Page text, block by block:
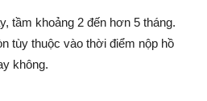
(VKG)
tầm khoảng 2 đến hơn 5 tháng.
tùy thuộc vào thời điểm nộp hồ
không.